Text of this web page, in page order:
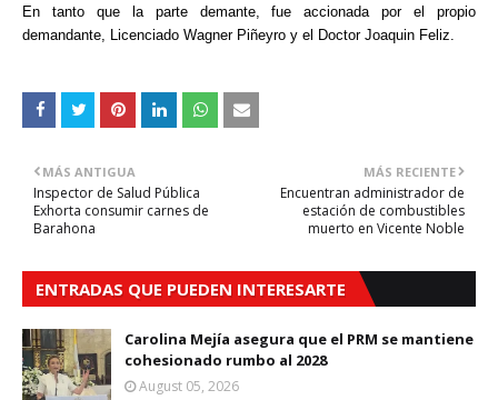
En tanto que la parte demante, fue accionada por el propio
demandante, Licenciado Wagner Piñeyro y el Doctor Joaquin Feliz.
MÁS RECIENTE
Encuentran administrador de
estación de combustibles
muerto en Vicente Noble
MÁS ANTIGUA
Inspector de Salud Pública
Exhorta consumir carnes de
Barahona
ENTRADAS QUE PUEDEN INTERESARTE
Carolina Mejía asegura que el PRM se mantiene
cohesionado rumbo al 2028
August 05, 2026